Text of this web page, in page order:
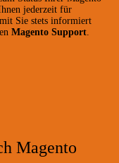
jederzeit für
Sie stets informiert
Magento Support
Magento